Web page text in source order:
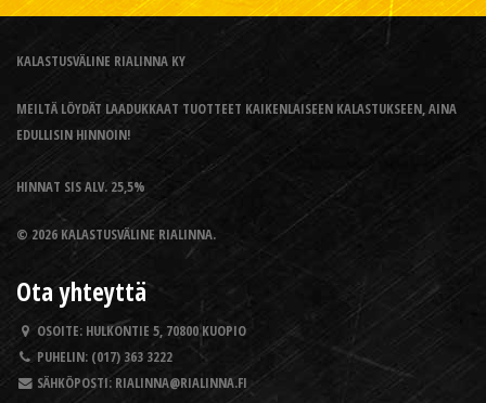
KALASTUSVÄLINE RIALINNA KY
MEILTÄ LÖYDÄT LAADUKKAAT TUOTTEET KAIKENLAISEEN KALASTUKSEEN, AINA
EDULLISIN HINNOIN!
HINNAT SIS ALV. 25,5%
© 2026 KALASTUSVÄLINE RIALINNA.
Ota yhteyttä
OSOITE: HULKONTIE 5, 70800 KUOPIO
PUHELIN: (017) 363 3222
SÄHKÖPOSTI: RIALINNA@RIALINNA.FI